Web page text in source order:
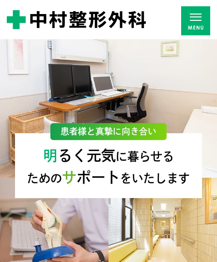
一人ひとりの症状やニーズに合わせた
診断・治
療
患者様と真摯に向き合い
明 るく元気に暮らせる
ためのサポート をいたします